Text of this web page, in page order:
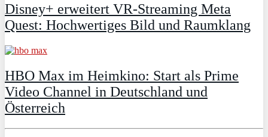
Disney+ erweitert VR‑Streaming Meta
Quest: Hochwertiges Bild und Raumklang
HBO Max im Heimkino: Start als Prime
Video Channel in Deutschland und
Österreich